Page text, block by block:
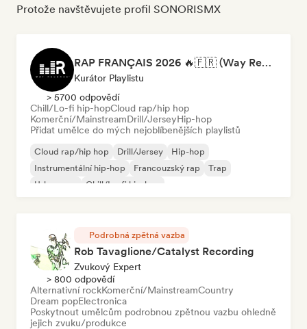
Protože navštěvujete profil SONORISMX
RAP FRANÇAIS 2026 🔥🇫🇷 (Way Records)
Kurátor Playlistu
> 5700 odpovědí
Chill/Lo-fi hip-hopCloud rap/hip hop
Komerční/MainstreamDrill/JerseyHip-hop
Přidat umělce do mých nejoblíbenějších playlistů
Cloud rap/hip hop Drill/Jersey
Hip-hop
Instrumentální hip-hop
Francouzský rap
Trap
Urban pop
Chill/Lo-fi hip-hop
Podrobná zpětná vazba
Rob Tavaglione/Catalyst Recording
Zvukový Expert
> 800 odpovědí
Alternativní rockKomerční/MainstreamCountry
Dream popElectronica
Poskytnout umělcům podrobnou zpětnou vazbu ohledně
jejich zvuku/produkce